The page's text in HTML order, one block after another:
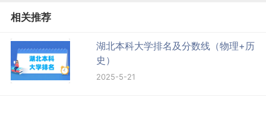
相关推荐
湖北本科大学排名及分数线（物理+历
史）
2025-5-21